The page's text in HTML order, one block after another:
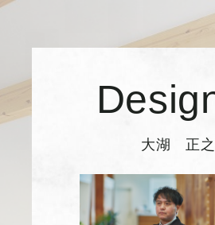
大湖 正之